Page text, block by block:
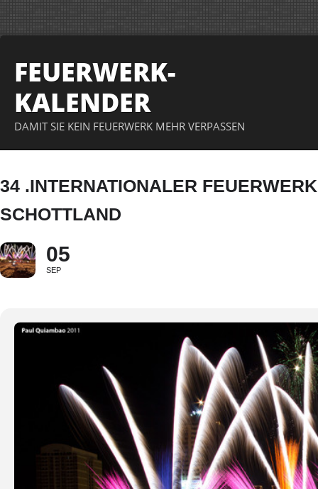
FEUERWERK-
KALENDER
DAMIT SIE KEIN FEUERWERK MEHR VERPASSEN
34 .INTERNATIONALER
SCHOTTLAND
05
SEP